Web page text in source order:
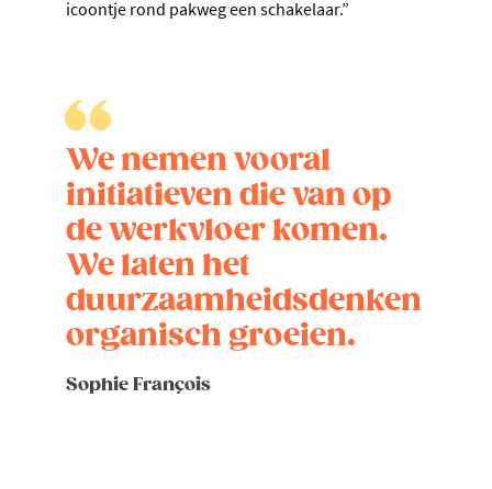
icoontje rond pakweg een schakelaar.”
We nemen vooral
initiatieven die van op
de werkvloer komen.
We laten het
duurzaamheidsdenken
organisch groeien.
Sophie François